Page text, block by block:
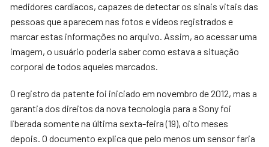
medidores cardíacos, capazes de detectar os sinais vitais das
pessoas que aparecem nas fotos e vídeos registrados e
marcar estas informações no arquivo. Assim, ao acessar uma
imagem, o usuário poderia saber como estava a situação
corporal de todos aqueles marcados.
O registro da patente foi iniciado em novembro de 2012, mas a
garantia dos direitos da nova tecnologia para a Sony foi
liberada somente na última sexta-feira (19), oito meses
depois. O documento explica que pelo menos um sensor faria